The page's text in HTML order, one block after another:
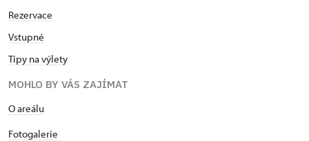
Rezervace
Vstupné
Tipy na výlety
MOHLO BY VÁS ZAJÍMAT
O areálu
Fotogalerie